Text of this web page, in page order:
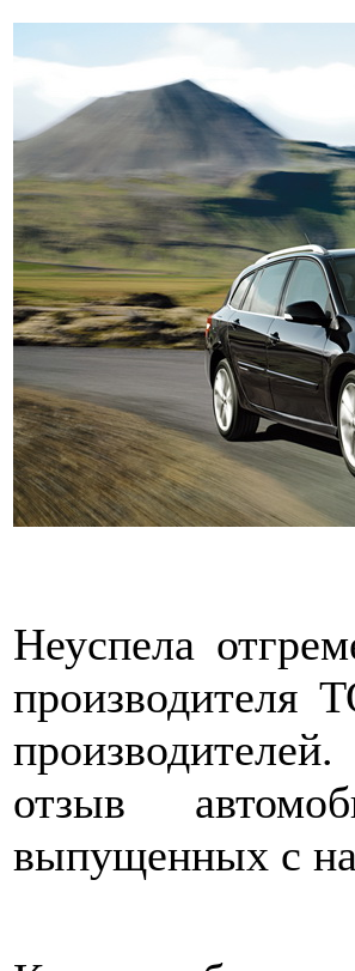
Неуспела
производителя
отзыв
выпущенных с